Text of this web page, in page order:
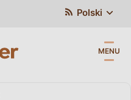
Polski
MENU